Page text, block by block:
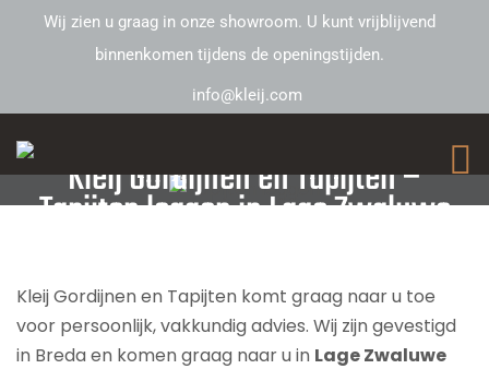
Wij zien u graag in onze showroom. U kunt vrijblijvend
binnenkomen tijdens de openingstijden.
info@kleij.com
Kleij Gordijnen en Tapijten –
Tapijten leggen in Lage Zwaluwe
Kleij Gordijnen en Tapijten komt graag naar u toe
voor persoonlijk, vakkundig advies. Wij zijn gevestigd
in Breda en komen graag naar u in Lage Zwaluwe